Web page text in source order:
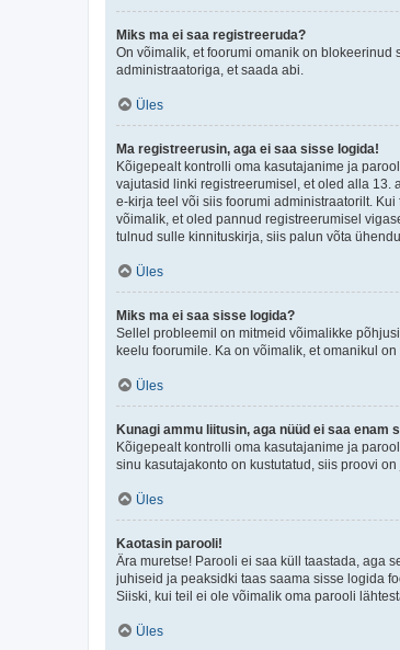
Miks ma ei saa registreeruda?
On võimalik, et foorumi omanik on
administraatoriga, et saada abi.
Üles
Ma registreerusin, aga ei saa sisse logida!
Kõigepealt kontrolli oma kasutajanime ja
vajutasid linki registreerumisel, et oled alla 13.
e-kirja teel või siis foorumi administraatorilt.
võimalik, et oled pannud registreerumisel
tulnud sulle kinnituskirja, siis palun võta
Üles
Miks ma ei saa sisse logida?
Sellel probleemil on mitmeid võimalikke
keelu foorumile. Ka on võimalik, et omanikul
Üles
Kunagi ammu liitusin, aga nüüd ei saa enam
Kõigepealt kontrolli oma kasutajanime ja
sinu kasutajakonto on kustutatud, siis proovi
Üles
Kaotasin parooli!
Ära muretse! Parooli ei saa küll taastada, aga
juhiseid ja peaksidki taas saama sisse logida
Siiski, kui teil ei ole võimalik oma parooli
Üles